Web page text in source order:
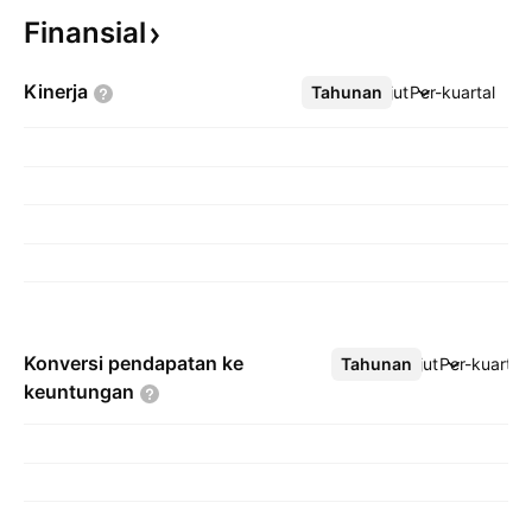
Finansial
Kinerja Tahunan Per-kuartal
Lebih lanjut
Konversi pendapatan ke
keuntungan
Tahunan Per-kuartal
Lebih lanjut